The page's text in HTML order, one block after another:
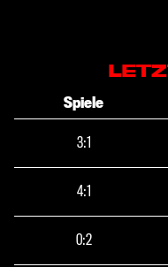
Spiele
3:1
4:1
0:2